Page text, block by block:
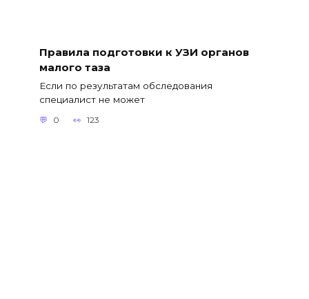
Правила подготовки к УЗИ органов
малого таза
Если по результатам обследования
специалист не может
0 123